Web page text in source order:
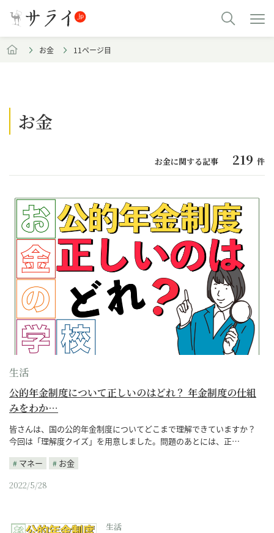
お金 11ページ目
お金
お金に関する記事 219 件
生活
公的年金制度について正しいのはどれ？ 年金制度の仕組
みをわか…
皆さんは、国の公的年金制度についてどこまで理解できていますか？
今回は「理解度クイズ」を用意しました。問題のあとには、正…
マネー
お金
2022/5/28
生活